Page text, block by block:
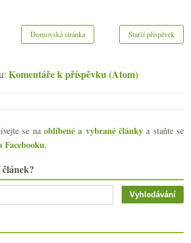
Starší příspěvek
Domovská stránka
Komentáře k příspěvku (Atom)
se naoblíbené a vybrané články a staňte se
Facebooku.